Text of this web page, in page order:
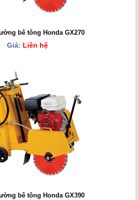
bê tông Honda GX270
Giá: Liên hệ
bê tông Honda GX390